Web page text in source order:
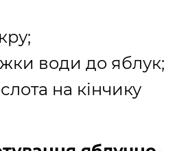
води до яблук;
на кінчику